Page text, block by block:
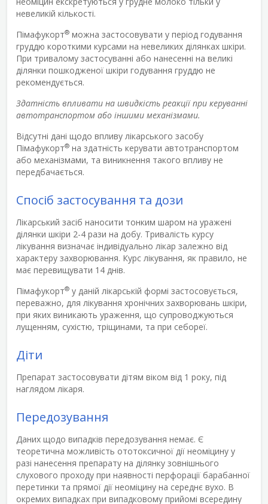
невеликій кількості.
Пімафукорт® можна застосовувати у період годування
груддю короткими курсами на невеликих ділянках шкіри.
При тривалому застосуванні або нанесенні на великі
ділянки пошкодженої шкіри годування груддю не
рекомендується.
Здатність впливати на швидкість реакції при керуванні
автотранспортом або іншими механізмами.
Відсутні дані щодо впливу лікарського засобу
Пімафукорт® на здатність керувати автотранспортом
або механізмами, та виникнення такого впливу не
передбачається.
Спосіб застосування та дози
Лікарський засіб наносити тонким шаром на уражені
ділянки шкіри 2-4 рази на добу. Тривалість курсу
лікування визначає індивідуально лікар залежно від
характеру захворювання. Курс лікування, як правило, не
має перевищувати 14 днів.
Пімафукорт® у даній лікарській формі застосовується,
переважно, для лікування хронічних захворювань шкіри,
при яких виникають ураження, що супроводжуються
лущенням, сухістю, тріщинами, та при себореї.
Діти
Препарат застосовувати дітям віком від 1 року, під
наглядом лікаря.
Передозування
Даних щодо випадків передозування немає. Є
теоретична можливість ототоксичної дії неоміцину у
разі нанесення препарату на ділянку зовнішнього
слухового проходу при наявності перфорації барабанної
перетинки та прямої дії неоміцину на середнє вухо. В
окремих випадках при випадковому прийомі всередину